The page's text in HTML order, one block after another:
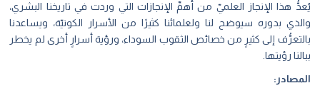
هذا الإنجاز العلميّ من أهمِّ الإنجازات التي وردت في تاريخنا البشري،
بدوره سيوضح لنا ولعلمائنا كثيرًا من الأسرار الكونيّة، ويساعدنا
إلى كثيرٍ من خصائص الثقوب السوداء، ورؤية أسرارٍ أخرى لم يخطر
رؤيتها.